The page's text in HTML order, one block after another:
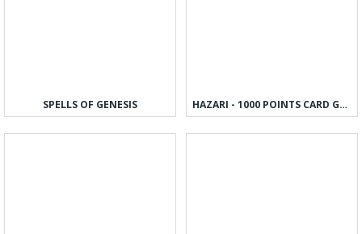
SPELLS OF GENESIS HAZARI - 1000 POINTS CARD GAME